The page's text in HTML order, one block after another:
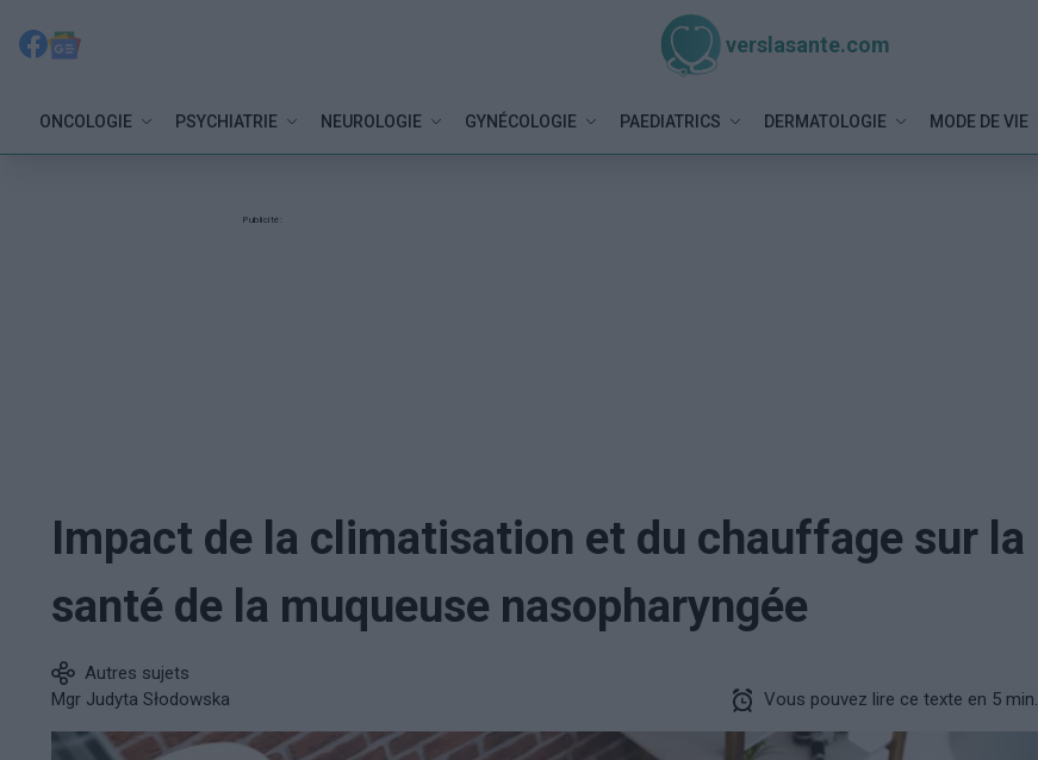
verslasante.com
ONCOLOGIE PSYCHIATRIE NEUROLOGIE GYNÉCOLOGIE PAEDIATRICS DERMATOLOGIE MODE DE VIE
Publicité:
Impact de la climatisation et du chauffage sur la
santé de la muqueuse nasopharyngée
Autres sujets
Mgr Judyta Słodowska
Vous pouvez lire ce texte en 5 min.